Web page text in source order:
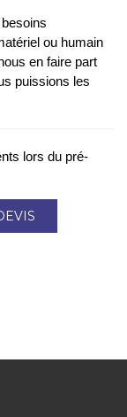
ou humain
en faire part
puissions les
lors du pré-